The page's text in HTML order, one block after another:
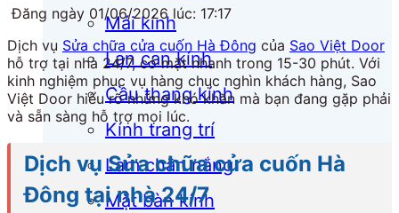
Mái kính
Lan can kính
Cầu thang kính
Kính trang trí
Lam chắn nắng
Mặt bàn kính
Đăng ngày 01/06/2026 lúc: 17:17
Dịch vụ Sửa chữa cửa cuốn Hà Đông của Sao Việt Door
hỗ trợ tại nhà 24/7, có mặt nhanh trong 15-30 phút. Với
kinh nghiệm phục vụ hàng chục nghìn khách hàng, Sao
Việt Door hiểu rõ những khó khăn mà bạn đang gặp phải
và sẵn sàng hỗ trợ mọi lúc.
Dịch vụ Sửa chữa cửa cuốn Hà
Đông tại nhà 24/7